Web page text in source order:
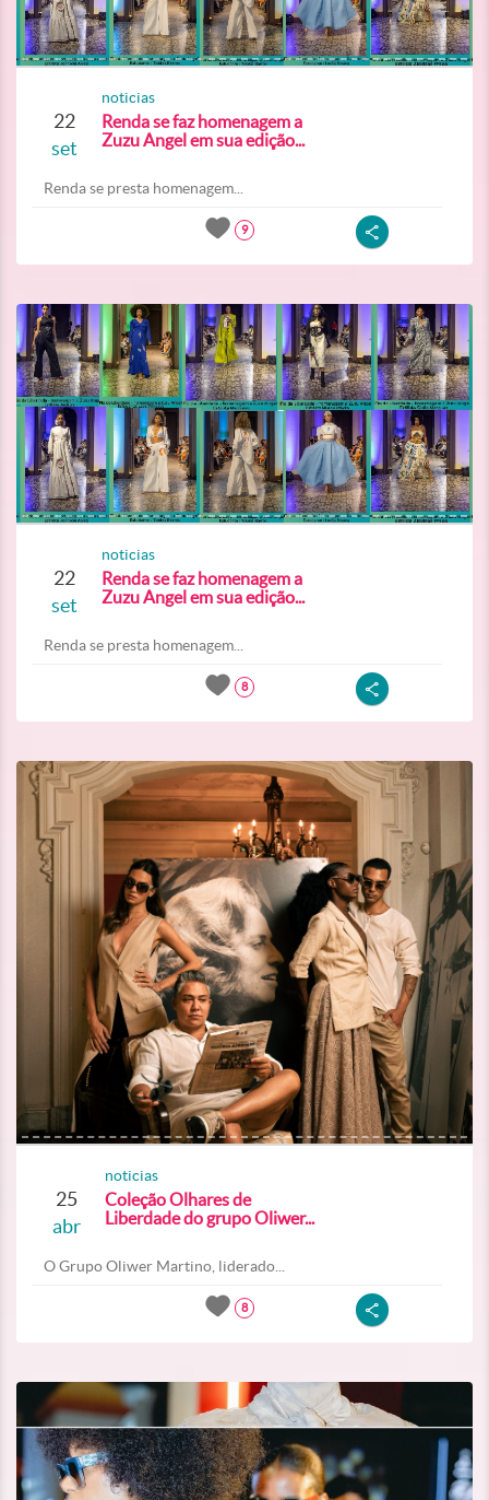
22
set
noticias
Renda se faz homenagem a
Zuzu Angel em sua edição...
Renda se presta homenagem...
9
22
set
noticias
Renda se faz homenagem a
Zuzu Angel em sua edição...
Renda se presta homenagem...
8
25
abr
noticias
Coleção Olhares de
Liberdade do grupo Oliwer...
O Grupo Oliwer Martino, liderado...
8